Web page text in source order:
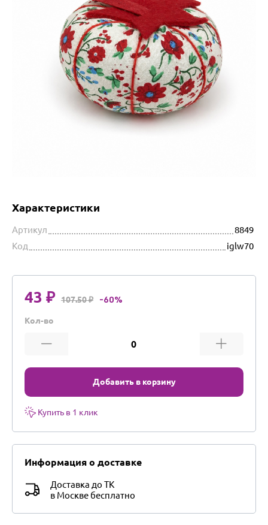
Характеристики
Артикул
8849
Код
iglw70
43 ₽ 107.50 ₽ -60%
Кол-во
Добавить в корзину
Купить в 1 клик
Информация о доставке
Доставка до ТК
в Москве бесплатно